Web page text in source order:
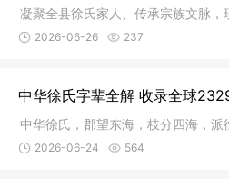
凝聚全县徐氏家人、传承宗族文脉
邀各乡镇各村支热心宗亲到场共商
无法到场请提前告知
2026-06-26 237
中华徐氏字辈全解 收录全球
中华徐氏，郡望东海，枝分四海，派
2026-06-24 564